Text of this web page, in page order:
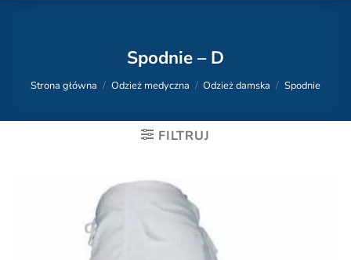
Spodnie – D
Strona główna / Odzież medyczna / Odzież damska / Spodnie
FILTRUJ